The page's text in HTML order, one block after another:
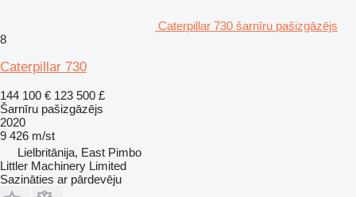
Caterpillar 730 šarnīru pašizgāzējs
8
Caterpillar 730
144 100 € 123 500 £
Šarnīru pašizgāzējs
2020
9 426 m/st
Lielbritānija, East Pimbo
Littler Machinery Limited
Sazināties ar pārdevēju